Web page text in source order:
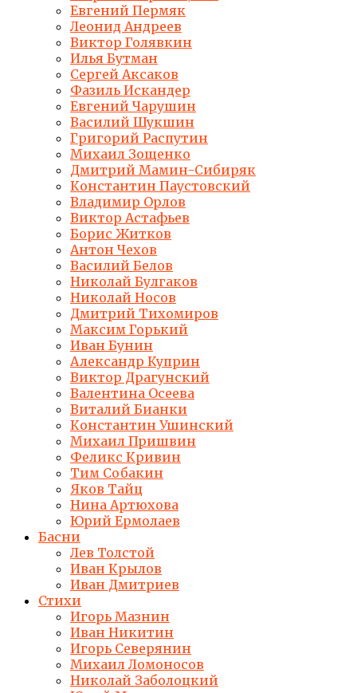
Евгений Пермяк
Леонид Андреев
Виктор Голявкин
Илья Бутман
Сергей Аксаков
Фазиль Искандер
Евгений Чарушин
Василий Шукшин
Григорий Распутин
Михаил Зощенко
Дмитрий Мамин-Сибиряк
Константин Паустовский
Владимир Орлов
Виктор Астафьев
Борис Житков
Антон Чехов
Василий Белов
Николай Булгаков
Николай Носов
Дмитрий Тихомиров
Максим Горький
Иван Бунин
Александр Куприн
Виктор Драгунский
Валентина Осеева
Виталий Бианки
Константин Ушинский
Михаил Пришвин
Феликс Кривин
Тим Собакин
Яков Тайц
Нина Артюхова
Юрий Ермолаев
Басни
Лев Толстой
Иван Крылов
Иван Дмитриев
Стихи
Игорь Мазнин
Иван Никитин
Игорь Северянин
Михаил Ломоносов
Николай Заболоцкий